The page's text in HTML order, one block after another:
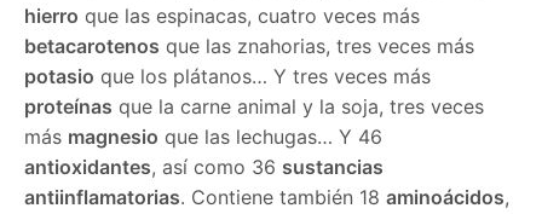
hierro que las espinacas, cuatro veces más
betacarotenos que las znahorias, tres veces más
potasio que los plátanos… Y tres veces más
proteínas que la carne animal y la soja, tres veces
más magnesio que las lechugas… Y 46
antioxidantes, así como 36 sustancias
antiinflamatorias. Contiene también 18aminoácidos,